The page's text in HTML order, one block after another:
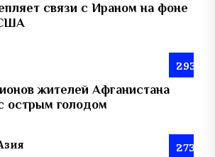
связи с Ираном на фоне
293
жителей Афганистана
острым голодом
273